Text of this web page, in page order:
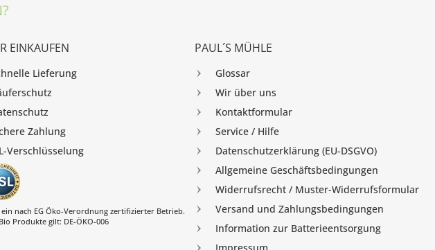
EINKAUFEN
Lieferung
Zahlung
Verschlüsselung
nach EG Öko-Verordnung zertifizierter Betrieb.
Produkte gilt: DE-ÖKO-006
PAUL´S MÜHLE
Glossar
Wir über uns
Kontaktformular
Service / Hilfe
Datenschutzerklärung (EU-DSGVO)
Allgemeine Geschäftsbedingungen
Widerrufsrecht / Muster-Widerrufsformular
Versand und Zahlungsbedingungen
Information zur Batterieentsorgung